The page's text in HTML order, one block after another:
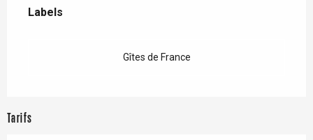
Labels
Labels
Gîtes de France
Tarifs